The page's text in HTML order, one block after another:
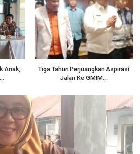
Anak,
Tiga Tahun Perjuangkan Aspirasi
Jalan Ke GMIM…